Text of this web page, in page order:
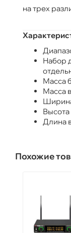
на трех
Набор
Масса
Масса
Высота
Длина
Похожие